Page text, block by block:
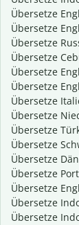
Übersetze
Übersetze
Übersetze
Übersetze
Übersetze
Übersetze
Übersetze
Übersetze
Übersetze
Übersetze
Übersetze
Übersetze
Übersetze
Übersetze
Übersetze